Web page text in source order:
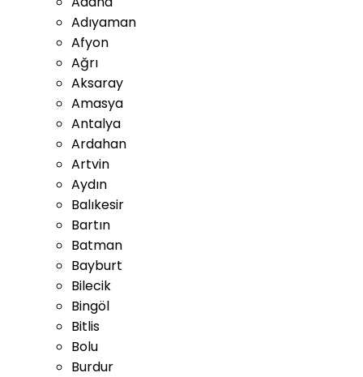
Adıyaman
Afyon
Ağrı
Aksaray
Amasya
Antalya
Ardahan
Artvin
Aydın
Balıkesir
Bartın
Batman
Bayburt
Bilecik
Bingöl
Bitlis
Bolu
Burdur